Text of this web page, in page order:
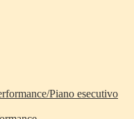
Piano esecutivo